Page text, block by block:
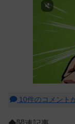
10件のコメント